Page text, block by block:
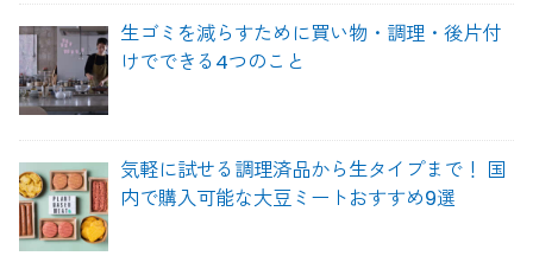
生ゴミを減らすために買い物・調理・後片付
けでできる4つのこと
気軽に試せる調理済品から生タイプまで！ 国
内で購入可能な大豆ミートおすすめ9選